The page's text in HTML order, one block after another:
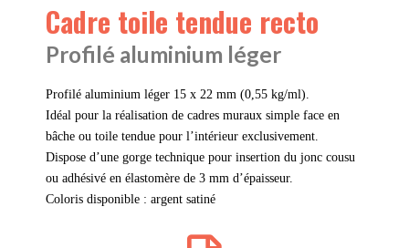
Cadre toile tendue recto
Profilé aluminium léger
Profilé aluminium léger 15 x 22 mm (0,55 kg/ml).
Idéal pour la réalisation de cadres muraux simple face en
bâche ou toile tendue pour l’intérieur exclusivement.
Dispose d’une gorge technique pour insertion du jonc cousu
ou adhésivé en élastomère de 3 mm d’épaisseur.
Coloris disponible : argent satiné